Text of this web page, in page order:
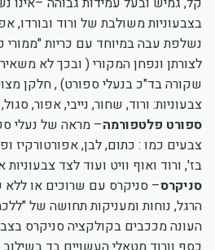
בצבעוניות משולבת של ורוד ובורדו,
נשלפת עבה במיוחד עם כריות "ממורי
לצורתן ונפחן המקורי ( ובכך לא
שקורה בד"כ בנעלי ספורט) , חלקן
צבעוניות: ורוד, שחור, נייבי, אפור,
ספורט פלטפורמה– מראה של נעלי
צבעים כמו : כתום, לבן, אפורטורקיז
בז', ורוד ואוף וויט ועוד לצד
סניקרס– סניקרס עם שרוכים או ללא
הרגל, נוחות ומעניקות תחושה של
העונה מככבים בקולקציה סניקרס